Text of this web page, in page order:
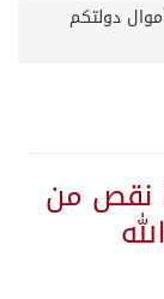
دولتكم
نقص من